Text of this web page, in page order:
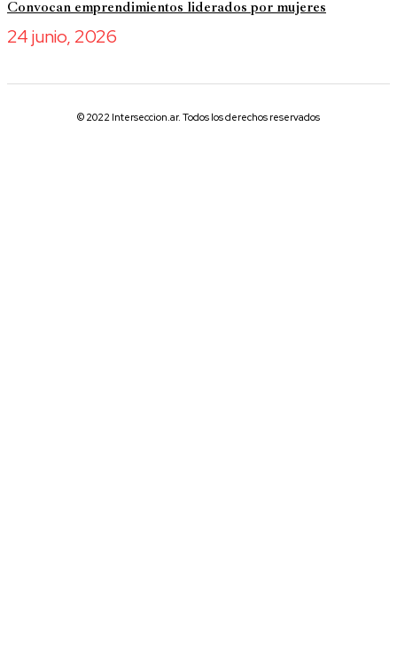
Convocan emprendimientos liderados por mujeres
24 junio, 2026
© 2022 Interseccion.ar. Todos los derechos reservados